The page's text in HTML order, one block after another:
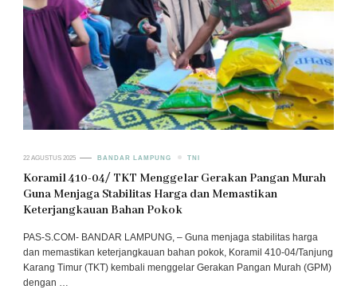
22 AGUSTUS 2025 BANDAR LAMPUNG TNI
Koramil 410-04/ TKT Menggelar Gerakan Pangan Murah
Guna Menjaga Stabilitas Harga dan Memastikan
Keterjangkauan Bahan Pokok
PAS-S.COM- BANDAR LAMPUNG, – Guna menjaga stabilitas harga
dan memastikan keterjangkauan bahan pokok, Koramil 410-04/Tanjung
Karang Timur (TKT) kembali menggelar Gerakan Pangan Murah (GPM)
dengan …